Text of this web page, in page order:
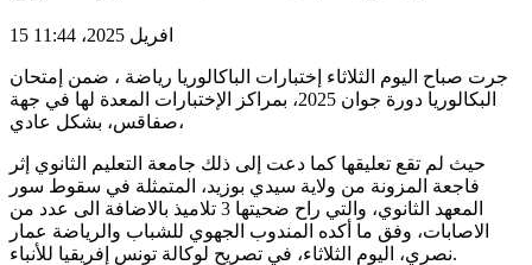
15 افريل 2025، 11:44
جرت صباح اليوم الثلاثاء إختبارات الباكالوريا رياضة ، ضمن إمتحان
البكالوريا دورة جوان 2025، بمراكز الإختبارات المعدة لها في جهة
صفاقس، بشكل عادي،
حيث لم تقع تعليقها كما دعت إلى ذلك جامعة التعليم الثانوي إثر
فاجعة المزونة من ولاية سيدي بوزيد، المتمثلة في سقوط سور
المعهد الثانوي، والتي راح ضحيتها 3 تلاميذ بالاضافة الى عدد من
الاصابات، وفق ما أكده المندوب الجهوي للشباب والرياضة عمار
نصري، اليوم الثلاثاء، في تصريح لوكالة تونس إفريقيا للأنباء.